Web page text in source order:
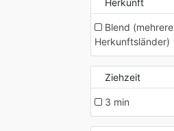
Herkunft
Blend (mehrere
Herkunftsländer)
Ziehzeit
3 min